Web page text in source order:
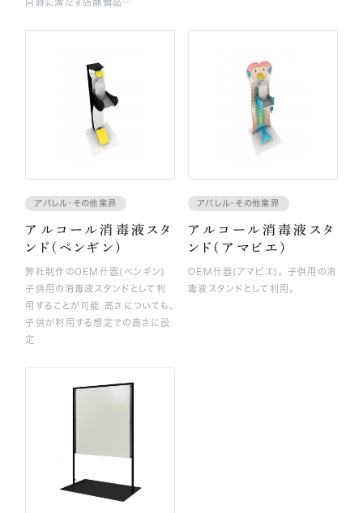
同時に満たす店舗備品…
アパレル・その他業界
アルコール消毒液スタ
ンド(ペンギン)
弊社制作のOEM什器(ペンギン)
子供用の消毒液スタンドとして利
用することが可能 高さについても、
子供が利用する想定での高さに設
定
アパレル・その他業界
アルコール消毒液スタ
ンド(アマビエ)
OEM什器(アマビエ)。 子供用の消
毒液スタンドとして利用。